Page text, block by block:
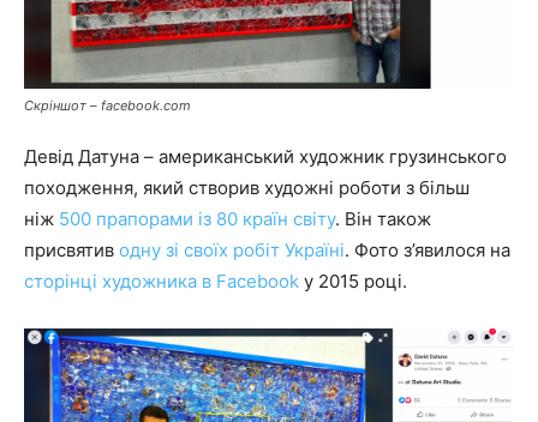
Скріншот – facebook.com
Девід Датуна – американський художник грузинського
походження, який створив художні роботи з більш
ніж 500 прапорами із 80 країн світу. Він також
присвятив одну зі своїх робіт Україні. Фото з’явилося на
сторінці художника в Facebook у 2015 році.